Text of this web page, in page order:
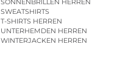
SWEATSHIRTS
T-SHIRTS HERREN
UNTERHEMDEN HERREN
WINTERJACKEN HERREN